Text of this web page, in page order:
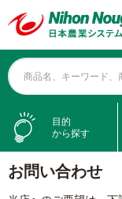
商品名、キーワード、
目的
から探す
お問い合わせ